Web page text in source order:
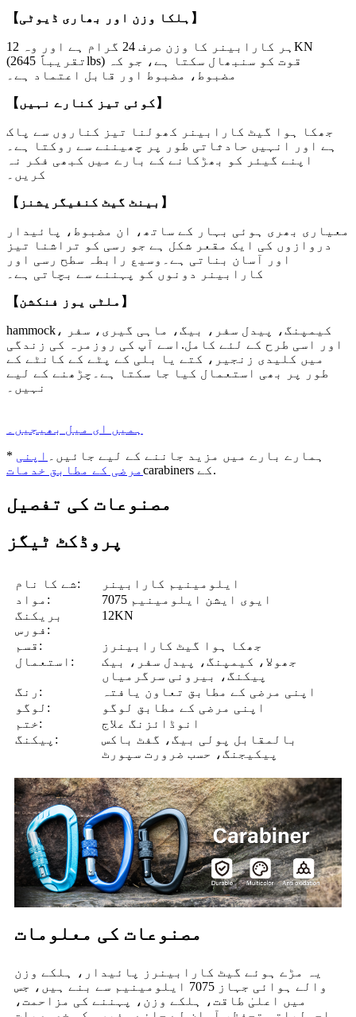
【ہلکا وزن اور بھاری ڈیوٹی】
ہر کارابینر کا وزن صرف 24 گرام ہے اور وہ 12KN
(تقریباً 2645lbs) قوت کو سنبھال سکتا ہے، جو کہ
مضبوط، مضبوط اور قابل اعتماد ہے۔
【کوئی تیز کنارے نہیں】
جھکا ہوا گیٹ کارابینر کھولنا تیز کناروں سے پاک
ہے اور انہیں حادثاتی طور پر چھیننے سے روکتا ہے۔
اپنے گیئر کو بھڑکانے کے بارے میں کبھی فکر نہ
کریں۔
【بینٹ گیٹ کنفیگریشنز】
معیاری بھری ہوئی بہار کے ساتھ، ان مضبوط، پائیدار
دروازوں کی ایک مقعر شکل ہے جو رسی کو تراشنا تیز
اور آسان بناتی ہے۔وسیع رابطہ سطح رسی اور
کارابینر دونوں کو پہننے سے بچاتی ہے۔
【ملٹی یوز فنکشن】
hammock، کیمپنگ، پیدل سفر، بیگ، ماہی گیری، سفر
اور اسی طرح کے لئے کامل.اسے آپ کی روزمرہ کی زندگی
میں کلیدی زنجیر، کتے یا بلی کے پٹے کے کانٹے کے
طور پر بھی استعمال کیا جا سکتا ہے۔چڑھنے کے لیے
نہیں۔
ہمیں ای میل بھیجیں۔
* ہمارے بارے میں مزید جاننے کے لیے جائیں۔
اپنی
مرضی کے مطابق خدمات
carabiners کے.
مصنوعات کی تفصیل
پروڈکٹ ٹیگز
شے کا نام:
ایلومینیم کارابینر
مواد:
7075 ایوی ایشن ایلومینیم
بریکنگ
فورس:
12KN
قسم:
جھکا ہوا گیٹ کارابینرز
استعمال:
جھولا، کیمپنگ، پیدل سفر، بیک
پیکنگ، بیرونی سرگرمیاں
رنگ:
اپنی مرضی کے مطابق تعاون یافتہ
لوگو:
اپنی مرضی کے مطابق لوگو
ختم:
انوڈائزنگ علاج
پیکنگ:
بالمقابل پولی بیگ، گفٹ باکس
پیکیجنگ، حسب ضرورت سپورٹ
مصنوعات کی معلومات
یہ مڑے ہوئے گیٹ کارابینرز پائیدار، ہلکے وزن
والے ہوائی جہاز 7075 ایلومینیم سے بنے ہیں، جس
میں اعلیٰ طاقت، ہلکے وزن، پہننے کی مزاحمت،